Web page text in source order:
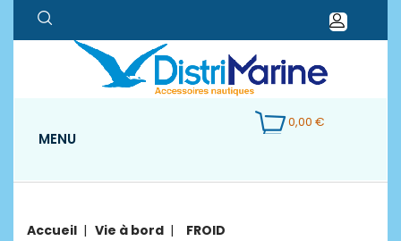
0,00 €
MENU
Accueil Vie à bord
FROID